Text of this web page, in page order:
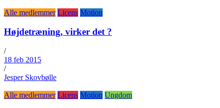
Alle medlemmer Licens Motion
Højdetræning, virker det ?
/
18 feb 2015
/
Jesper Skovbølle
Alle medlemmer Licens Motion Ungdom